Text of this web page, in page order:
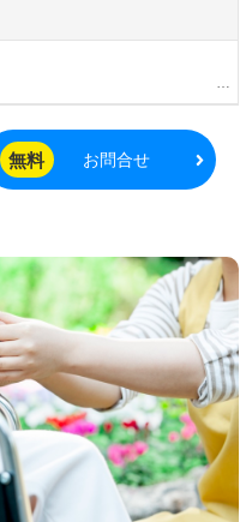
40,000円（追加分別途支給）
より変動あり。）
無料 お問合せ